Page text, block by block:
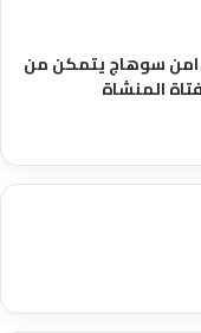
.. امن سوهاج يتمكن من
المنشاة